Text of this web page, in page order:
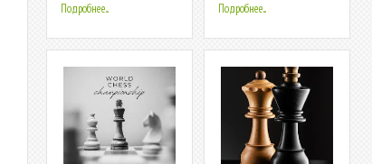
Подробнее... Подробнее...